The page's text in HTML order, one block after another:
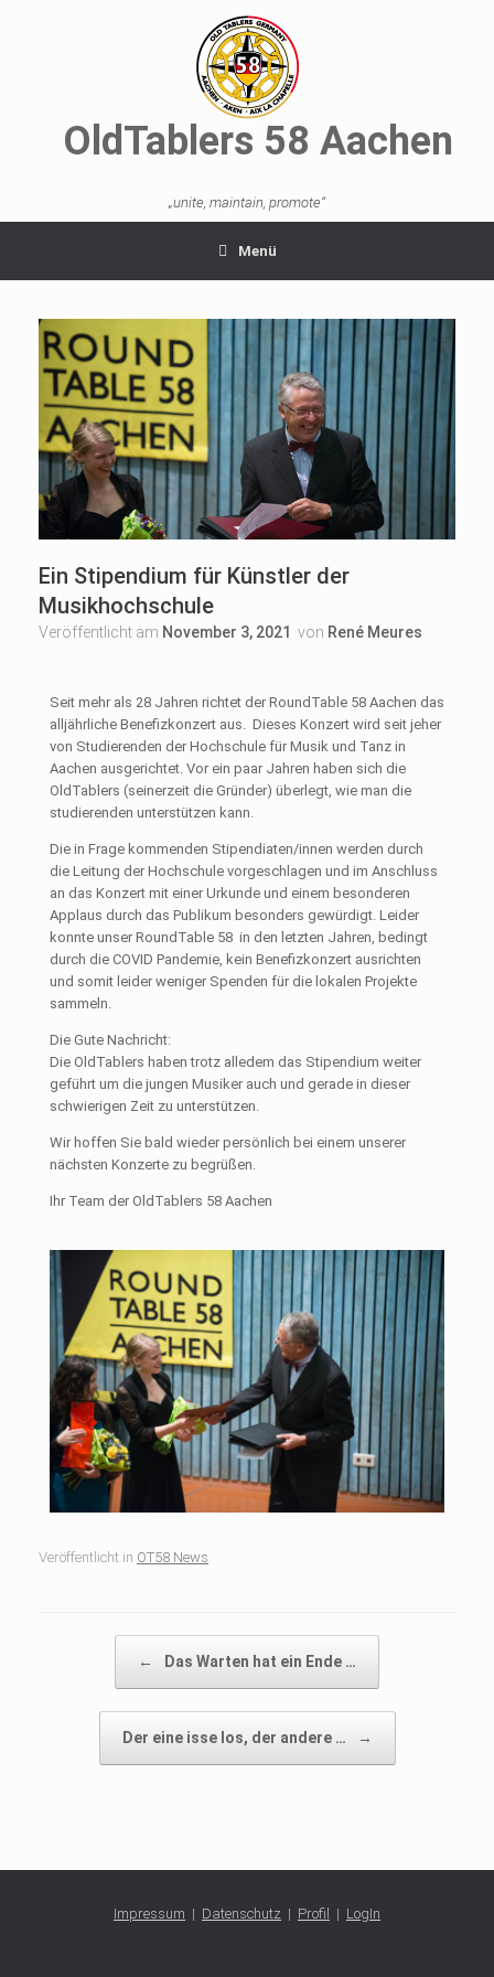
OldTablers 58 Aachen
„unite, maintain, promote“
Menü
Ein Stipendium für Künstler der
Musikhochschule
Veröffentlicht am November 3, 2021 von René Meures
Seit mehr als 28 Jahren richtet der RoundTable 58 Aachen das
alljährliche Benefizkonzert aus. Dieses Konzert wird seit jeher
von Studierenden der Hochschule für Musik und Tanz in
Aachen ausgerichtet. Vor ein paar Jahren haben sich die
OldTablers (seinerzeit die Gründer) überlegt, wie man die
studierenden unterstützen kann.
Die in Frage kommenden Stipendiaten/innen werden durch
die Leitung der Hochschule vorgeschlagen und im Anschluss
an das Konzert mit einer Urkunde und einem besonderen
Applaus durch das Publikum besonders gewürdigt. Leider
konnte unser RoundTable 58 in den letzten Jahren, bedingt
durch die COVID Pandemie, kein Benefizkonzert ausrichten
und somit leider weniger Spenden für die lokalen Projekte
sammeln.
Die Gute Nachricht:
Die OldTablers haben trotz alledem das Stipendium weiter
geführt um die jungen Musiker auch und gerade in dieser
schwierigen Zeit zu unterstützen.
Wir hoffen Sie bald wieder persönlich bei einem unserer
nächsten Konzerte zu begrüßen.
Ihr Team der OldTablers 58 Aachen
Veröffentlicht in OT58 News
← Das Warten hat ein Ende …
Der eine isse los, der andere … →
Impressum | Datenschutz | Profil | LogIn